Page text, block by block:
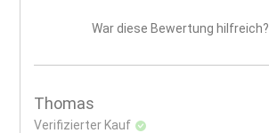
War diese Bewertung hilfreich?
Thomas
Verifizierter Kauf